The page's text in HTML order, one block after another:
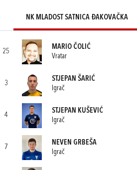
NK MLADOST SATNICA ĐAKOVAČKA
25
MARIO ČOLIĆ
Vratar
3
STJEPAN ŠARIĆ
Igrač
4
STJEPAN KUŠEVIĆ
Igrač
7
NEVEN GRBEŠA
Igrač